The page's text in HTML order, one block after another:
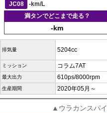
JC08
-km/L
満タンでどこまで走る？
-km
排気量 5204cc
ミッション コラム7AT
最大出力 610ps/8000rpm
生産期間 2020年05月～
▲ウラカンスパ